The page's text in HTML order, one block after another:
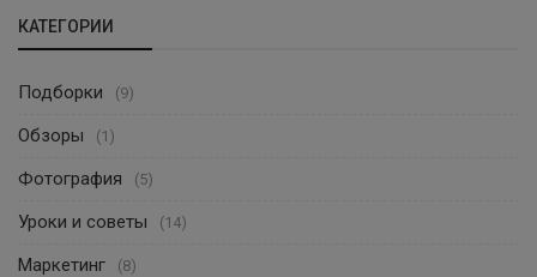
КАТЕГОРИИ
Подборки (9)
Обзоры (1)
Фотография (5)
Уроки и советы (14)
Маркетинг (8)